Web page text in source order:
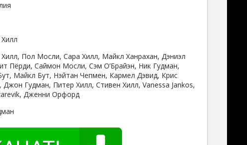
Хилл, Пол Мосли, Сара Хилл, Майкл Ханрахан, Дэниэл
Пёрди, Саймон Мосли, Сэм О’Брайэн, Ник Гудман,
Майкл Бут, Нэйтан Чепмен, Кармел Дэвид, Крис
Джон Гудман, Питер Хилл, Стивен Хилл, Vanessa Jankos,
Дженни Орфорд